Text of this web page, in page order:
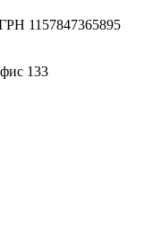
1157847365895
133